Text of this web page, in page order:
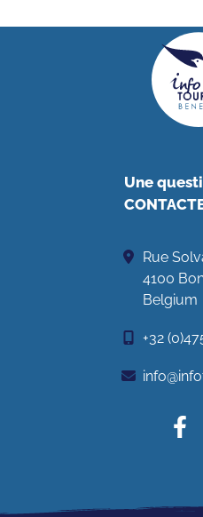
Une
Rue
4100
Belgium
+32